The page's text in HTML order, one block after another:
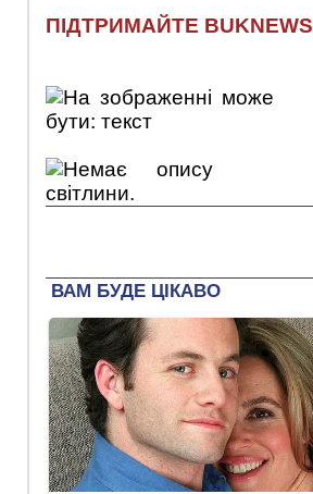
ПІДТРИМАЙТЕ BUKNEWS